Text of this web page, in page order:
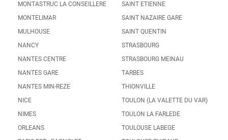
MONTASTRUC LA CONSEILLERE
MONTELIMAR
MULHOUSE
NANCY
NANTES CENTRE
NANTES GARE
NANTES MIN-REZE
NICE
NIMES
ORLEANS
SAINT ETIENNE
SAINT NAZAIRE GARE
SAINT QUENTIN
STRASBOURG
STRASBOURG MEINAU
TARBES
THIONVILLE
TOULON (LA VALETTE DU VAR)
TOULON LA FARLEDE
TOULOUSE LABEGE